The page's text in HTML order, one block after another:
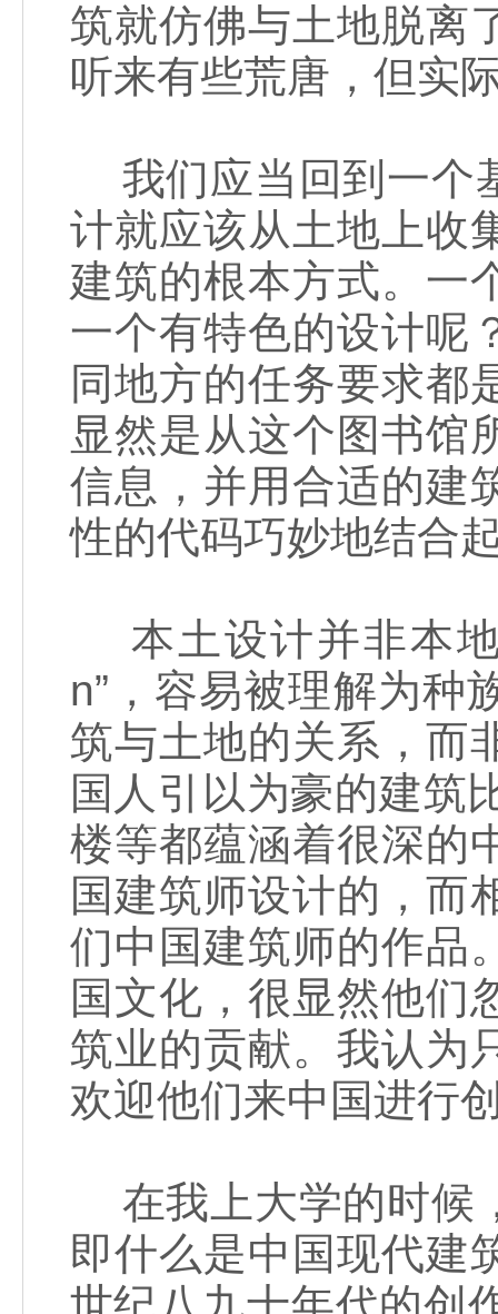
筑就仿佛与土地脱离
听来有些荒唐，但实
我们应当回到一个
计就应该从土地上收
建筑的根本方式。一
一个有特色的设计呢
同地方的任务要求都
显然是从这个图书馆
信息，并用合适的建
性的代码巧妙地结合
本土设计并非本地
n”，容易被理解为种
筑与土地的关系，而
国人引以为豪的建筑
楼等都蕴涵着很深的
国建筑师设计的，而
们中国建筑师的作品
国文化，很显然他们
筑业的贡献。我认为
欢迎他们来中国进行
在我上大学的时候
即什么是中国现代建